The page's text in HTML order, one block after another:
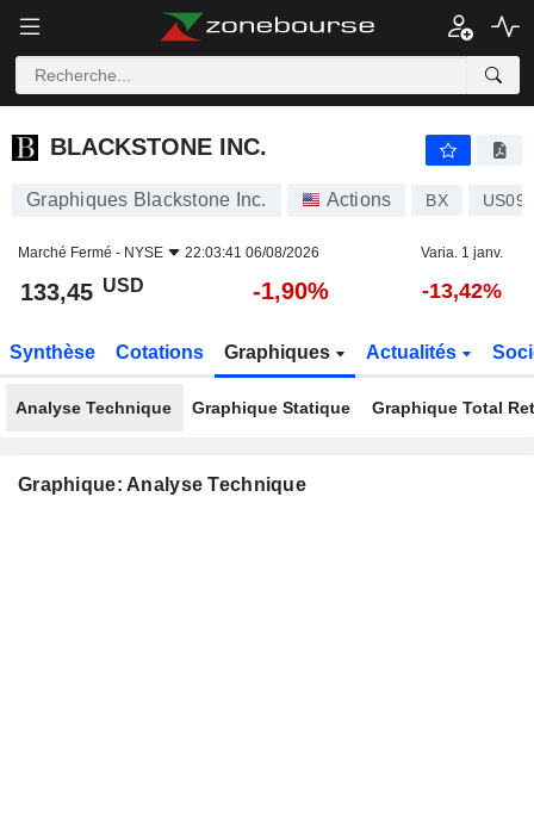
BLACKSTONE INC.
BLACKSTONE INC.
Graphiques Blackstone Inc. Actions BX
Marché Fermé - NYSE 22:03:41 06/08/2026 Varia. 1 janv.
133,45 USD -1,90% -13,42%
Synthèse Cotations Graphiques Actualités
Analyse Technique Graphique Statique Graphique Total
Graphique: Analyse Technique